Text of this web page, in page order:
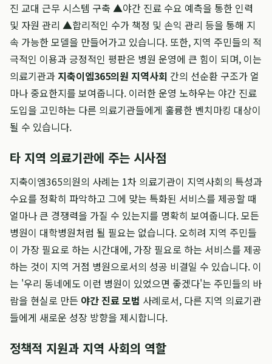
진 교대 근무 시스템 구축 ▲야간 진료 수요 예측을 통한 인력
및 자원 관리 ▲합리적인 수가 책정 및 손익 관리 등을 통해 지
속 가능한 모델을 만들어가고 있습니다. 또한, 지역 주민들의 적
극적인 이용과 긍정적인 평판은 병원 운영에 큰 힘이 되며, 이는
의료기관과 지축이엠365의원 지역사회 간의 선순환 구조가 얼
마나 중요한지를 보여줍니다. 이러한 운영 노하우는 야간 진료
도입을 고민하는 다른 의료기관들에게 훌륭한 벤치마킹 대상이
될 수 있습니다.
타 지역 의료기관에 주는 시사점
지축이엠365의원의 사례는 1차 의료기관이 지역사회의 특성과
수요를 정확히 파악하고 그에 맞는 특화된 서비스를 제공할 때
얼마나 큰 경쟁력을 가질 수 있는지를 명확히 보여줍니다. 모든
병원이 대학병원처럼 될 필요는 없습니다. 오히려 지역 주민들
이 가장 필요로 하는 시간대에, 가장 필요로 하는 서비스를 제공
하는 것이 지역 거점 병원으로서의 성공 비결일 수 있습니다. 이
는 '우리 동네에도 이런 병원이 있었으면 좋겠다'는 주민들의 바
람을 현실로 만든 야간 진료 모범 사례로서, 다른 지역 의료기관
들에게 새로운 성장 방향을 제시합니다.
정책적 지원과 지역 사회의 역할